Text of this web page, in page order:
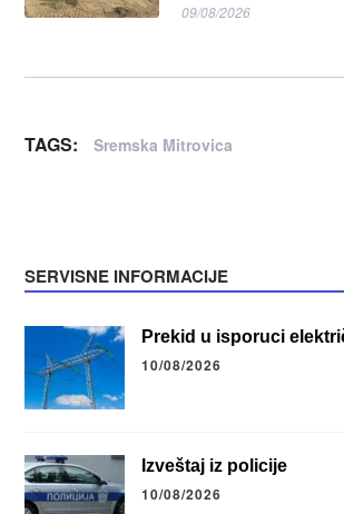
09/08/2026
TAGS: Sremska Mitrovica
SERVISNE INFORMACIJE
Prekid u isporuci
10/08/2026
Izveštaj iz policije
10/08/2026